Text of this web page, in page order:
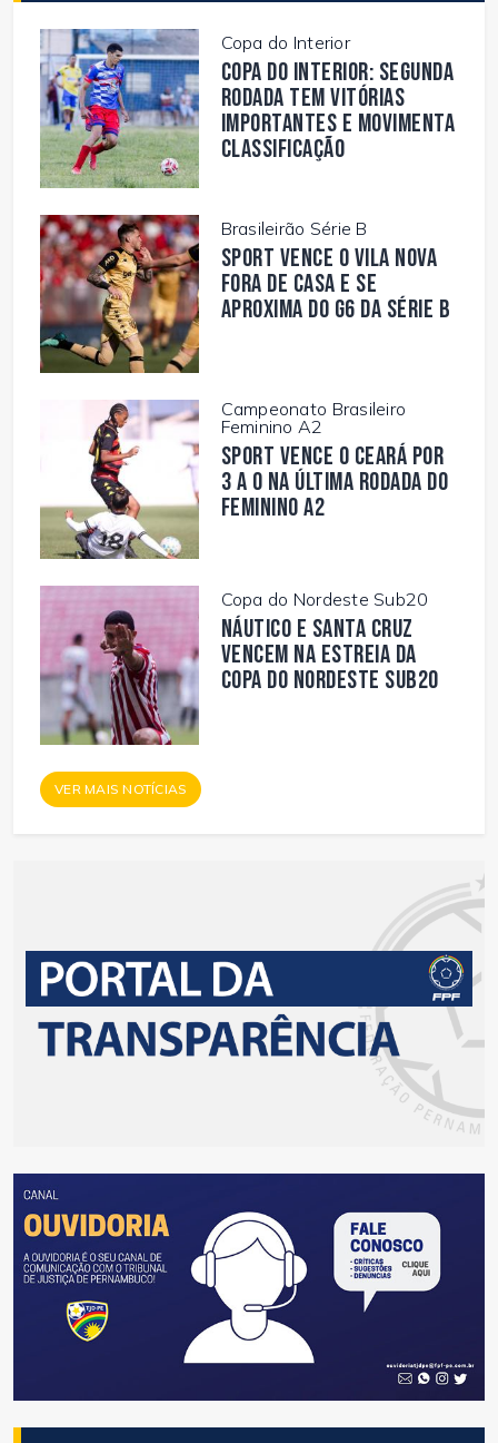
Copa do Interior
Copa do Interior: segunda
rodada tem vitórias
importantes e movimenta
classificação
Brasileirão Série B
Sport vence o Vila Nova
fora de casa e se
aproxima do G6 da Série B
Campeonato Brasileiro
Feminino A2
Sport vence o Ceará por
3 a 0 na última rodada do
Feminino A2
Copa do Nordeste Sub20
Náutico e Santa Cruz
vencem na estreia da
Copa do Nordeste Sub20
VER MAIS NOTÍCIAS